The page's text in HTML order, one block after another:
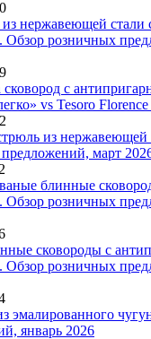
нержавеющей стали
Обзор розничных
сковород с
vs Tesoro
из нержавеющей
март
блинные
Обзор розничных
сковороды с
Обзор розничных
эмалированного
январь 2026